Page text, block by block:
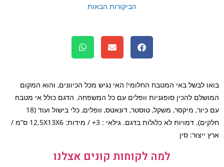
הביקורות הבאות
לבשל באי המטבח החלומי! האי נגיש מכל הכיוונים, והוא המקום
להכין סופגניות וופלים עם כל המשפחה. הדגם כולל אי מטבח
עם כיור, מיקסר, משקל, טוסטר, דונאטס, וופלים, כלי בישול ועוד (18
חלקים). דמויות לא כלולות בדגם. גילאי : 3+ / מידות: 12.5X13X6 ס”מ /
ייצור: סין
למה לקוחות קונים אצלנו